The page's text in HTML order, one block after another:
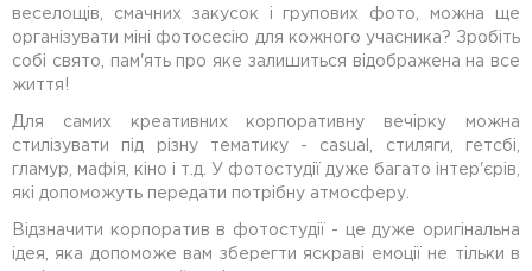
веселощів, смачних закусок і групових фото, можна ще
організувати міні фотосесію для кожного учасника? Зробіть
собі свято, пам'ять про яке залишиться відображена на все
життя!
Для самих креативних корпоративну вечірку можна
стилізувати під різну тематику - casual, стиляги, гетсбі,
гламур, мафія, кіно і т.д. У фотостудії дуже багато інтер'єрів,
які допоможуть передати потрібну атмосферу.
Відзначити корпоратив в фотостудії - це дуже оригінальна
ідея, яка допоможе вам зберегти яскраві емоції не тільки в